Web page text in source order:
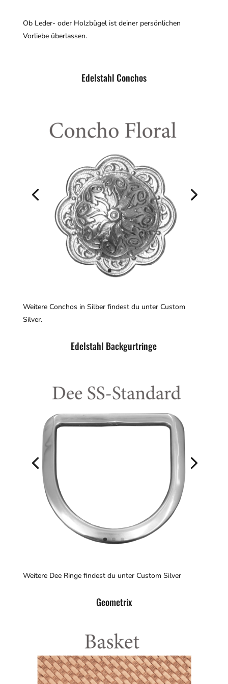
Ob Leder- oder Holzbügel ist deiner persönlichen
Vorliebe überlassen.
Edelstahl Conchos
Weitere Conchos in Silber findest du unter Custom
Silver.
Edelstahl Backgurtringe
Weitere Dee Ringe findest du unter Custom Silver
Geometrix